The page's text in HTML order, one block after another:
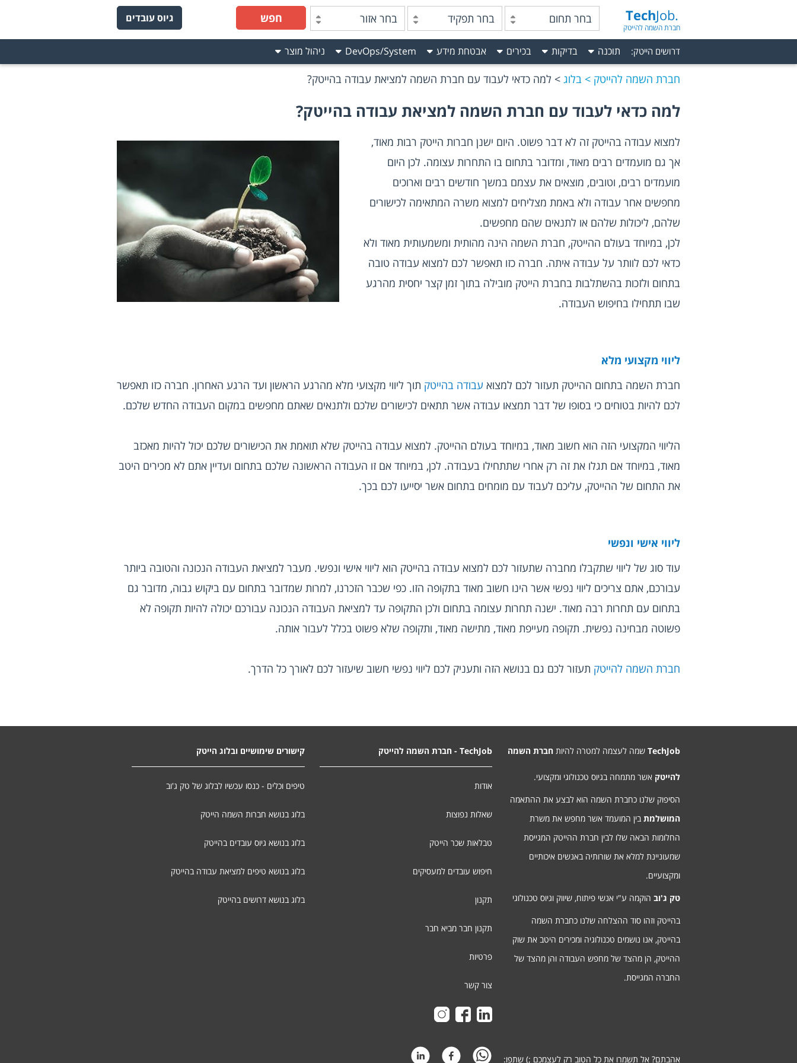
TechJob.
חברת השמה להייטק
בחר תחום בחר תפקיד בחר אזור חפש גיוס עובדים
דרושים הייטק: תוכנה בדיקות בכירים אבטחת מידע DevOps/System ניהול מוצר
חברת השמה להייטק בלוג למה כדאי לעבוד עם חברת השמה למציאת עבודה בהייטק?
למה כדאי לעבוד עם חברת השמה למציאת עבודה בהייטק?
למצוא עבודה בהייטק
שלהם, ליכולות שלהם או לתנאים שהם מחפשים.
שבו תתחילו בחיפוש העבודה.
ליווי מקצועי מלא
חברת השמה בתחום ההייטק תעזור לכם למצוא עבודה בהייטק
לכם להיות בטוחים כי בסופו של דבר תמצאו עבודה אשר תתאים לכישורים שלכם ולתנאים שאתם מחפשים במקום העבודה החדש שלכם.
את התחום של ההייטק, עליכם לעבוד עם מומחים בתחום אשר יסייעו לכם בכך.
ליווי אישי ונפשי
פשוטה מבחינה נפשית. תקופה מעייפת מאוד, מתישה מאוד, ותקופה שלא פשוט בכלל לעבור אותה.
חברת השמה להייטק תעזור לכם גם בנושא הזה ותעניק לכם ליווי נפשי חשוב שיעזור לכם לאורך כל הדרך.
TechJob שמה לעצמה למטרה להיות חברת השמה
להייטק אשר מתמחה בגיוס טכנולוגי ומקצועי.
הסיפוק שלנו כחברת השמה הוא לבצע את ההתאמה
המושלמת בין המועמד אשר מחפש את משרת
החלומות הבאה שלו לבין חברת ההייטק המגייסת
שמעוניינת למלא את שורותיה באנשים איכותיים
ומקצועיים.
טק ג'וב הוקמה ע"י אנשי פיתוח, שיווק וגיוס טכנולוגי
בהייטק וזהו סוד ההצלחה שלנו כחברת השמה
בהייטק, אנו נושמים טכנולוגיה ומכירים היטב את שוק
ההייטק, הן מהצד של מחפש העבודה והן מהצד של
החברה המגייסת.
TechJob - חברת השמה להייטק
אודות
שאלות נפוצות
טבלאות שכר הייטק
חיפוש עובדים למעסיקים
תקנון
תקנון חבר מביא חבר
פרטיות
צור קשר
קישורים שימושיים ובלוג הייטק
טיפים וכלים - כנסו עכשיו לבלוג של טק ג'וב
בלוג בנושא חברות השמה הייטק
בלוג בנושא גיוס עובדים בהייטק
בלוג בנושא טיפים למציאת עבודה בהייטק
בלוג בנושא דרושים בהייטק
אהבתם? אל תשמרו את כל הטוב רק לעצמכם ;) שתפו: